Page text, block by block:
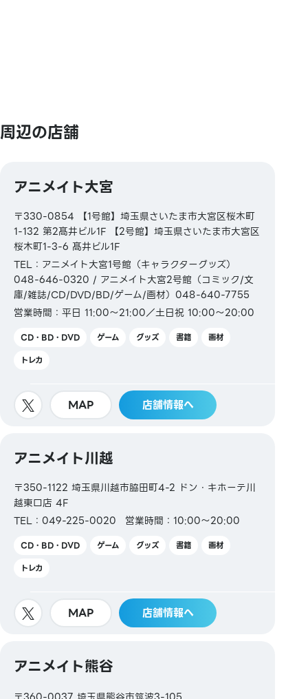
周辺の店舗
アニメイト大宮
〒330-0854 【1号館】埼玉県さいたま市大宮区桜木町
1-132 第2髙井ビル1F 【2号館】埼玉県さいたま市大宮区
桜木町1-3-6 髙井ビル1F
TEL：アニメイト大宮1号館（キャラクターグッズ）
048-646-0320 / アニメイト大宮2号館（コミック/文
庫/雑誌/CD/DVD/BD/ゲーム/画材）048-640-7755
営業時間：平日 11:00～21:00／土日祝 10:00～20:00
CD・BD・DVD ゲーム グッズ 書籍
画材
トレカ
MAP 店舗情報へ
アニメイト川越
〒350-1122 埼玉県川越市脇田町4-2 ドン・キホーテ川
越東口店 4F
TEL：049-225-0020
営業時間：10:00～20:00
CD・BD・DVD ゲーム グッズ 書籍
画材
トレカ
MAP 店舗情報へ
アニメイト熊谷